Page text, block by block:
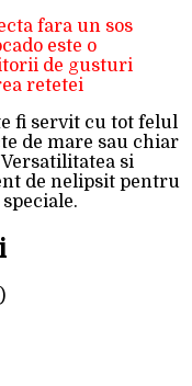
fara un sos
este o
de gusturi
retetei
fi servit cu tot felul
de mare sau chiar
si
de nelipsit pentru